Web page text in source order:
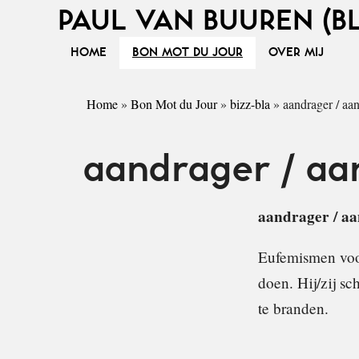
PAUL VAN BUUREN
HOME BON MOT DU JOUR OVER MIJ
Home » Bon Mot du Jour» bizz-bla » aandrager /
aandrager /
aandrager /
Eufemismen
doen. Hij/zij
te branden.